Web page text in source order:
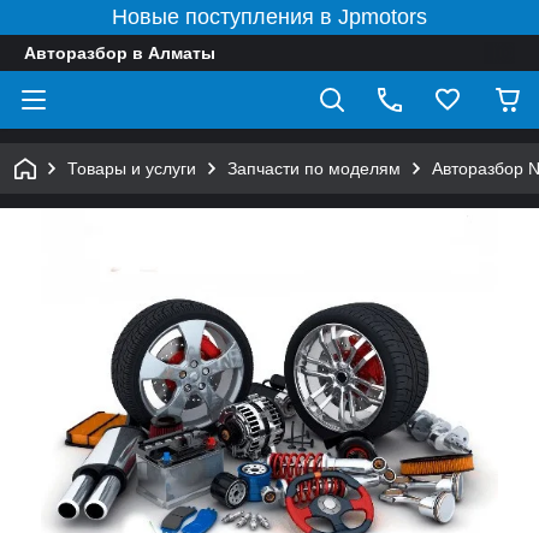
Новые поступления в Jpmotors
Авторазбор в Алматы
Товары и услуги Запчасти по моделям Авторазбор